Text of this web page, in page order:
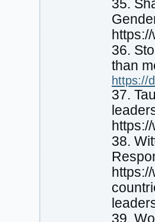
35.
36.
than
https://
37.
38.
39.